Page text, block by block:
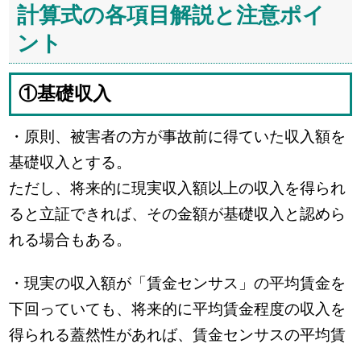
計算式の各項目解説と注意ポイ
ント
①基礎収入
・原則、被害者の方が事故前に得ていた収入額を
基礎収入とする。
ただし、将来的に現実収入額以上の収入を得られ
ると立証できれば、その金額が基礎収入と認めら
れる場合もある。
・現実の収入額が「賃金センサス」の平均賃金を
下回っていても、将来的に平均賃金程度の収入を
得られる蓋然性があれば、賃金センサスの平均賃